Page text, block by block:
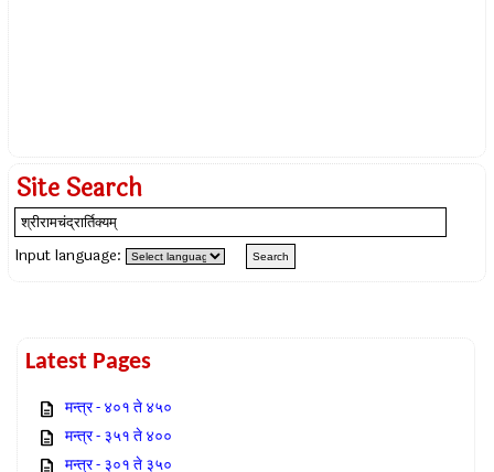
Site Search
Input language:
Latest Pages
मन्त्र - ४०१ ते ४५०
मन्त्र - ३५१ ते ४००
मन्त्र - ३०१ ते ३५०